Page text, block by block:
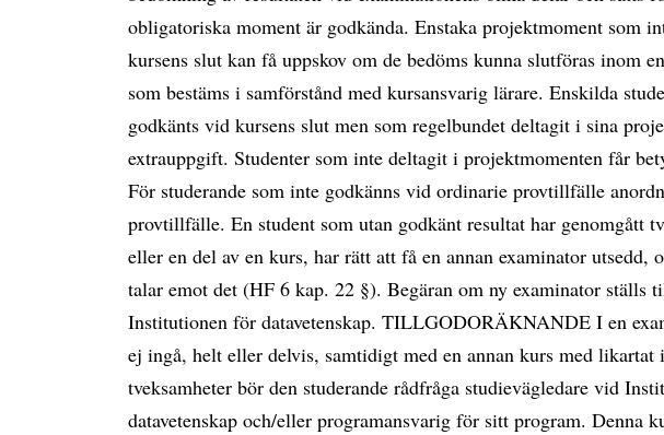
obligatoriska moment är godkända. Enstaka projektmoment som
kursens slut kan få uppskov om de bedöms kunna slutföras inom
som bestäms i samförstånd med kursansvarig lärare. Enskilda
godkänts vid kursens slut men som regelbundet deltagit i sina
extrauppgift. Studenter som inte deltagit i projektmomenten får
För studerande som inte godkänns vid ordinarie provtillfälle
provtillfälle. En student som utan godkänt resultat har genomgått
eller en del av en kurs, har rätt att få en annan examinator utsedd,
talar emot det (HF 6 kap. 22 §). Begäran om ny examinator ställs
Institutionen för datavetenskap. TILLGODORÄKNANDE I en
ej ingå, helt eller delvis, samtidigt med en annan kurs med
tveksamheter bör den studerande rådfråga studievägledare vid
datavetenskap och/eller programansvarig för sitt program. Denna